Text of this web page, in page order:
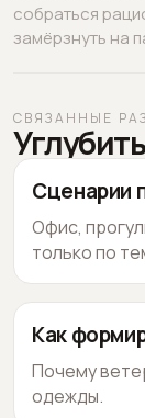
собраться
замёрзнуть на
СВЯЗАННЫЕ
Сценарии
Офис,
только по
Как
Почему
одежды.